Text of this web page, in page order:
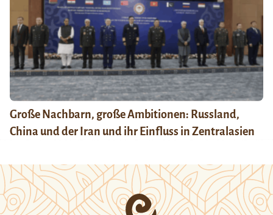
Große Nachbarn, große Ambitionen: Russland,
China und der Iran und ihr Einfluss in Zentralasien